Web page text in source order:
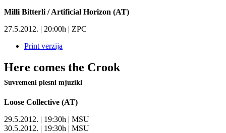
Milli Bitterli / Artificial Horizon (AT)
27.5.2012. | 20:00h | ZPC
Print verzija
Here comes the Crook
Suvremeni plesni mjuzikl
Loose Collective (AT)
29.5.2012. | 19:30h | MSU
30.5.2012. | 19:30h | MSU